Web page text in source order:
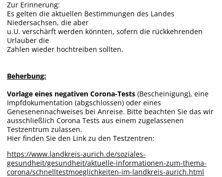
Zur Erinnerung:
Es gelten die aktuellen Bestimmungen des Landes
Niedersachsen, die aber
u.U. verschärft werden könnten, sofern die rückkehrenden
Urlauber die
Zahlen wieder hochtreiben sollten.
Beherbung:
Vorlage eines negativen Corona-Tests (Bescheinigung), eine
Impfdokumentation (abgschlossen) oder eines
Genesenennachweises bei Anreise. Bitte beachten Sie das wir
ausschließlich Corona Tests aus einem zugelassenen
Testzentrum zulassen.
Hier finden Sie den Link zu den Testzentren:
https://www.landkreis-aurich.de/soziales-
gesundheit/gesundheit/aktuelle-informationen-zum-thema-
corona/schnelltestmoeglichkeiten-im-landkreis-aurich.html